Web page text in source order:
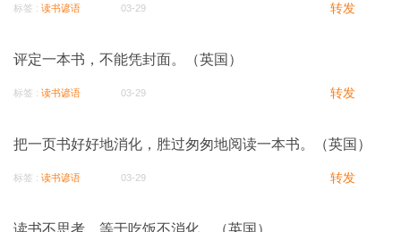
标签 : 读书谚语 03-29 转发
评定一本书，不能凭封面。（英国）
标签 : 读书谚语 03-29 转发
把一页书好好地消化，胜过匆匆地阅读一本书。（英国）
标签 : 读书谚语 03-29 转发
读书不思考，等于吃饭不消化。（英国）